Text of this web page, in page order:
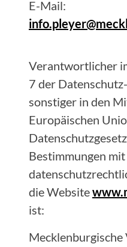
E-Mail:
Verantwortlicher
7 der
sonstiger in den
Europäischen
Bestimmungen mit
die Website
ist:
Mecklenburgische